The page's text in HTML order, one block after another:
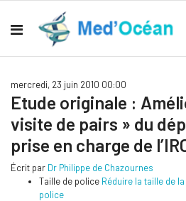
mercredi, 23 juin 2010 00:00
Etude originale :
visite de pairs » du
prise en charge de
Écrit par Dr Philippe de Chazournes
Taille de police Réduire la taille de
police